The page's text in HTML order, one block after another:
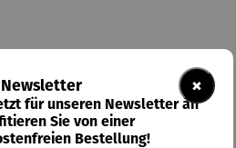
×
Newsletter
für unseren Newsletter an
Sie von einer
Bestellung!